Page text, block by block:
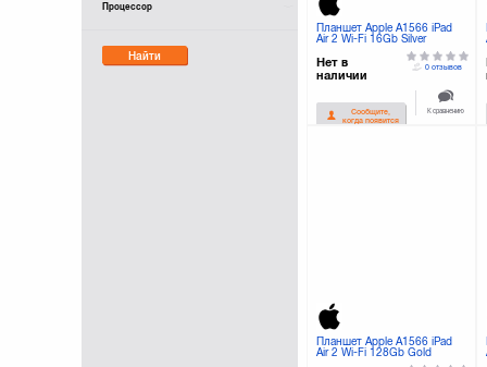
Процессор
Найти
Планшет Apple A1566 iPad
Air 2 Wi-Fi 16Gb Silver
Нет в
наличии
Сообщите,
когда появится
0 отзывов
К сравнению
Планшет Apple A1566 iPad
Air 2 Wi-Fi 128Gb Gold